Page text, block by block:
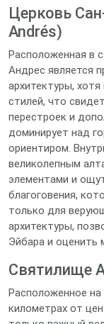
Церковь
Andrés)
Расположенная в
Андрес является
архитектуры,
стилей, что
перестроек и
доминирует над
ориентиром.
великолепным
элементами и
благоговения,
только для
архитектуры,
Эйбара и оценить
Святилище
Расположенное
километрах от